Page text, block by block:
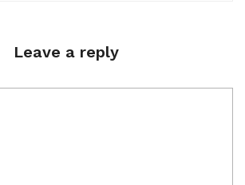
Leave a reply